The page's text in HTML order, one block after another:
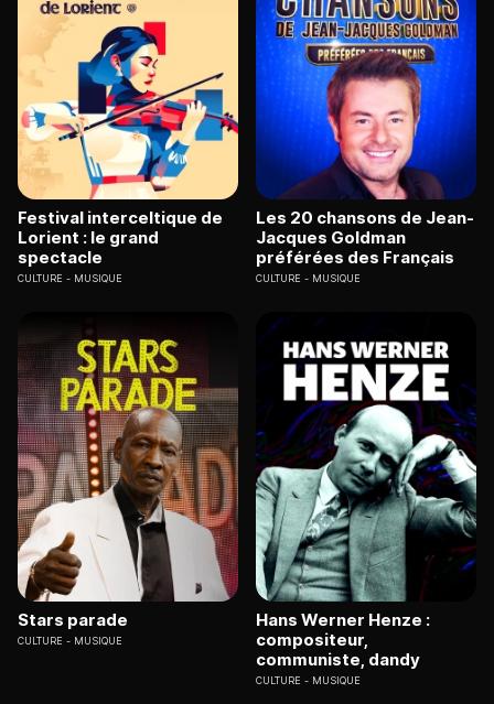
Festival interceltique de
Lorient : le grand
spectacle
CULTURE MUSIQUE
Les 20 chansons de Jean-
Jacques Goldman
préférées des Français
CULTURE MUSIQUE
Stars parade
CULTURE MUSIQUE
Hans Werner Henze :
compositeur,
communiste, dandy
CULTURE MUSIQUE